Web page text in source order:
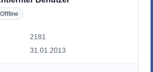
Offline
2181
31.01.2013